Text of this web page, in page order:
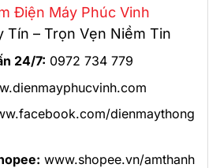
Điện Máy Phúc Vinh
Tín – Trọn Vẹn Niềm Tin
24/7: 0972 734 779
dienmaythong
www.shopee.vn/amthanh